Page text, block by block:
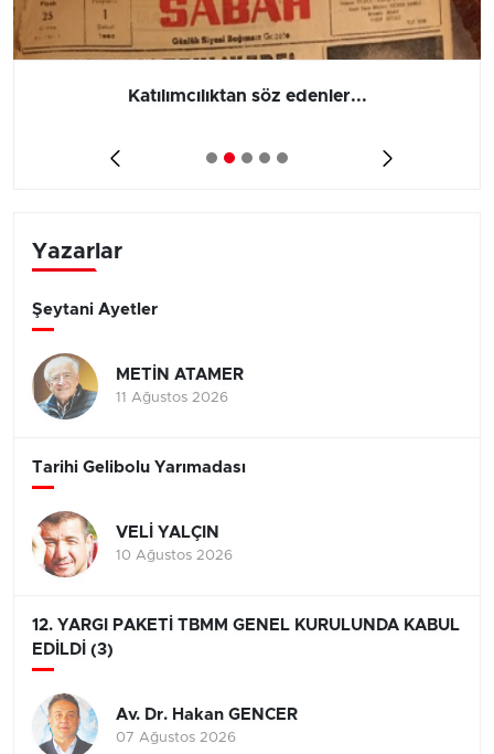
Katılımcılıktan söz edenler...
Yazarlar
Şeytani Ayetler
METİN ATAMER
11 Ağustos 2026
Tarihi Gelibolu Yarımadası
VELİ YALÇIN
10 Ağustos 2026
12. YARGI PAKETİ TBMM GENEL KURULUNDA KABUL
EDİLDİ (3)
Av. Dr. Hakan GENCER
07 Ağustos 2026